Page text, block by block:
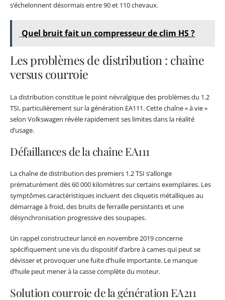
s’échelonnent désormais entre 90 et 110 chevaux.
Quel bruit fait un compresseur de clim HS ?
Les problèmes de distribution : chaîne
versus courroie
La distribution constitue le point névralgique des problèmes du 1.2
TSI, particulièrement sur la génération EA111. Cette chaîne « à vie »
selon Volkswagen révèle rapidement ses limites dans la réalité
d’usage.
Défaillances de la chaîne EA111
La chaîne de distribution des premiers 1.2 TSI s’allonge
prématurément dès 60 000 kilomètres sur certains exemplaires. Les
symptômes caractéristiques incluent des cliquetis métalliques au
démarrage à froid, des bruits de ferraille persistants et une
désynchronisation progressive des soupapes.
Un rappel constructeur lancé en novembre 2019 concerne
spécifiquement une vis du dispositif d’arbre à cames qui peut se
dévisser et provoquer une fuite d’huile importante. Le manque
d’huile peut mener à la casse complète du moteur.
Solution courroie de la génération EA211